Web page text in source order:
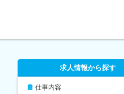
求人情報から探す
仕事内容